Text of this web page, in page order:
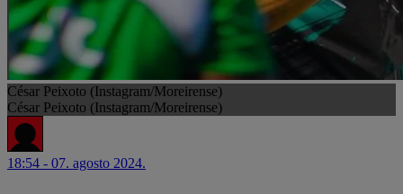
César Peixoto (Instagram/Moreirense)
César Peixoto (Instagram/Moreirense)
18:54 - 07. agosto 2024.